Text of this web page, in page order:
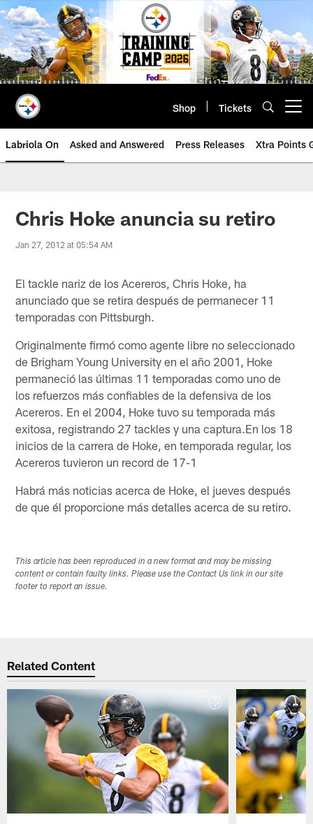
Skip
to
main
content
Shop Tickets
Labriola On Asked and Answered Press Releases Xtra Points
Chris Hoke anuncia su retiro
Jan 27, 2012 at 05:54 AM
El tackle nariz de los Acereros, Chris Hoke, ha
anunciado que se retira después de permanecer 11
temporadas con Pittsburgh.
Originalmente firmó como agente libre no seleccionado
de Brigham Young University en el año 2001, Hoke
permaneció las últimas 11 temporadas como uno de
los refuerzos más confiables de la defensiva de los
Acereros. En el 2004, Hoke tuvo su temporada más
exitosa, registrando 27 tackles y una captura.En los 18
inicios de la carrera de Hoke, en temporada regular, los
Acereros tuvieron un record de 17-1
Habrá más noticias acerca de Hoke, el jueves después
de que él proporcione más detalles acerca de su retiro.
This article has been reproduced in a new format and may be missing
content or contain faulty links. Please use the Contact Us link in our site
footer to report an issue.
Related Content